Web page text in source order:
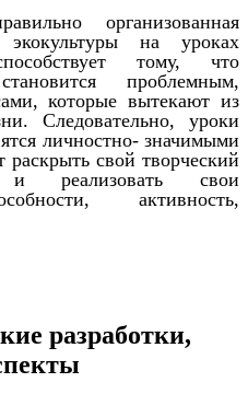
организованная
на уроках
тому, что
проблемным,
которые вытекают из
Следовательно, уроки
личностно- значимыми
свой творческий
и реализовать свои
активность,
разработки,